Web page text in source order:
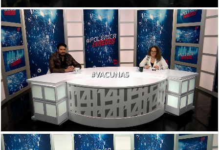
#VACUNAS